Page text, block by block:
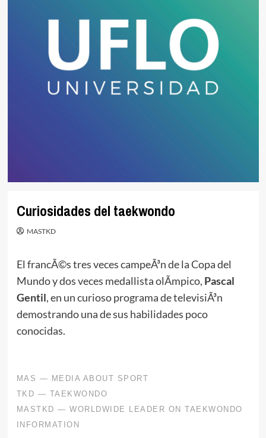
Curiosidades del taekwondo
MASTKD
El francÃ©s tres veces campeÃ³n de la Copa del
Mundo y dos veces medallista olÃ­mpico, Pascal
Gentil, en un curioso programa de televisiÃ³n
demostrando una de sus habilidades poco
conocidas.